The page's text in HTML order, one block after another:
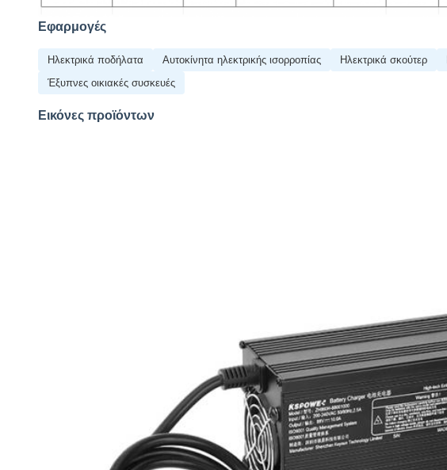
Εφαρμογές
Ηλεκτρικά ποδήλατα Αυτοκίνητα ηλεκτρικής ισορροπίας Ηλεκτρικά σκούτερ
Έξυπνες οικιακές συσκευές
Εικόνες προϊόντων